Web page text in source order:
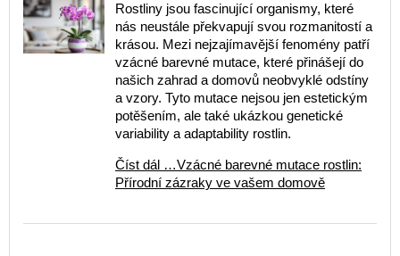
Rostliny jsou fascinující organismy, které
nás neustále překvapují svou rozmanitostí a
krásou. Mezi nejzajímavější fenomény patří
vzácné barevné mutace, které přinášejí do
našich zahrad a domovů neobvyklé odstíny
a vzory. Tyto mutace nejsou jen estetickým
potěšením, ale také ukázkou genetické
variability a adaptability rostlin.
Číst dál …Vzácné barevné mutace rostlin:
Přírodní zázraky ve vašem domově